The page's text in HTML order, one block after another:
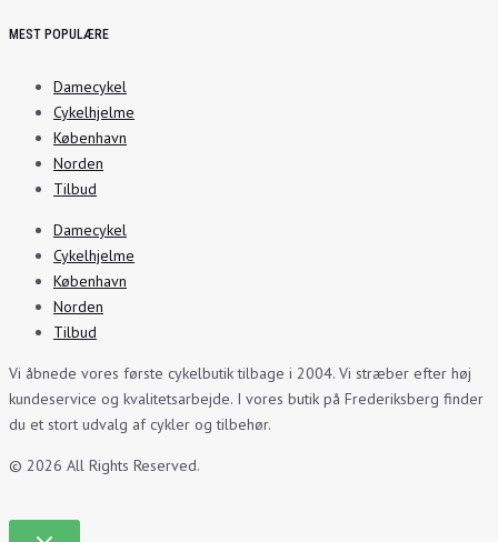
MEST POPULÆRE
Damecykel
Cykelhjelme
København
Norden
Tilbud
Damecykel
Cykelhjelme
København
Norden
Tilbud
Vi åbnede vores første cykelbutik tilbage i 2004. Vi stræber efter høj
kundeservice og kvalitetsarbejde. I vores butik på Frederiksberg finder
du et stort udvalg af cykler og tilbehør.
© 2026 All Rights Reserved.